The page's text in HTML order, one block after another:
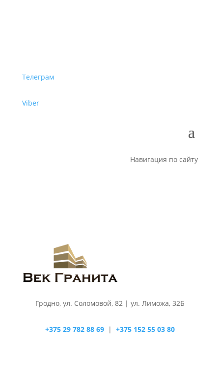
Телеграм
Viber
Навигация по сайту
Гродно, ул. Соломовой, 82 | ул. Лиможа, 32Б
+375 29 782 88 69| +375 152 55 03 80